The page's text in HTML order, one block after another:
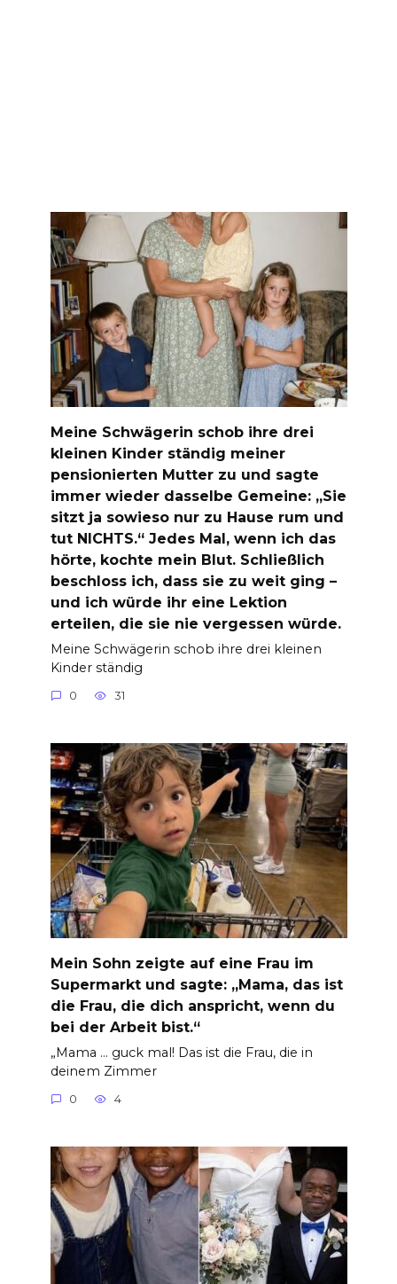
Meine Schwägerin schob ihre drei
kleinen Kinder ständig meiner
pensionierten Mutter zu und sagte
immer wieder dasselbe Gemeine: „Sie
sitzt ja sowieso nur zu Hause rum und
tut NICHTS.“ Jedes Mal, wenn ich das
hörte, kochte mein Blut. Schließlich
beschloss ich, dass sie zu weit ging –
und ich würde ihr eine Lektion
erteilen, die sie nie vergessen würde.
Meine Schwägerin schob ihre drei kleinen
Kinder ständig
0 31
Mein Sohn zeigte auf eine Frau im
Supermarkt und sagte: „Mama, das ist
die Frau, die dich anspricht, wenn du
bei der Arbeit bist.“
„Mama … guck mal! Das ist die Frau, die in
deinem Zimmer
0 4